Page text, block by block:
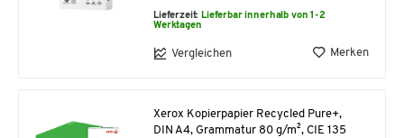
Lieferzeit:Lieferbar innerhalb von 1-2
Werktagen
Vergleichen Merken
Xerox Kopierpapier Recycled Pure+,
DIN A4, Grammatur 80 g/m², CIE 135